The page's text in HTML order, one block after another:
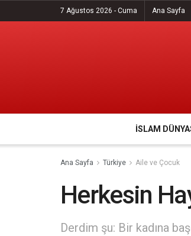
7 Ağustos 2026 - Cuma Ana Sayfa
İSLAM
Ana Sayfa Türkiye Aile ve Çocuk
Herkesin
Derdim şu: Bir kadına